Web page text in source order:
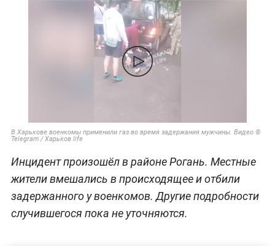
В Харькове военкомы применили газ во время задержания мужчины. Видео ©
Telegram / Харьков life
Инцидент произошёл в районе Рогань. Местные
жители вмешались в происходящее и отбили
задержанного у военкомов. Другие подробности
случившегося пока не уточняются.